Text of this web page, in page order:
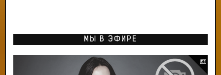
МЫ В ЭФИРЕ